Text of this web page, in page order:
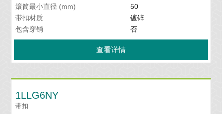
滚筒最小直径 (mm)
50
带扣材质
镀锌
包含穿销
否
查看详情
1LLG6NY
带扣